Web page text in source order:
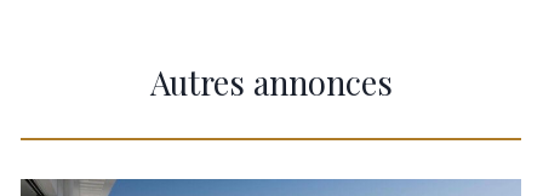
Autres annonces